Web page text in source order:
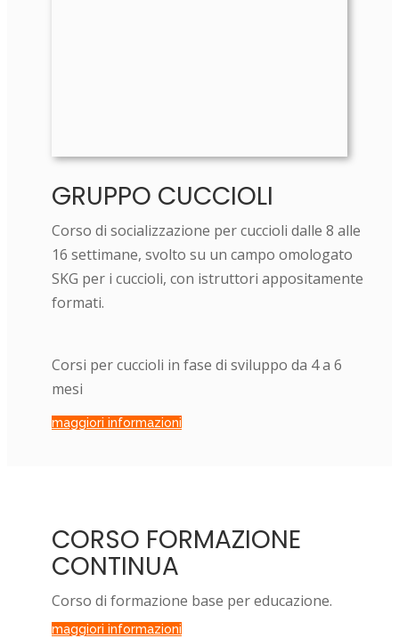
GRUPPO CUCCIOLI
Corso di socializzazione per cuccioli dalle 8 alle
16 settimane, svolto su un campo omologato
SKG per i cuccioli, con istruttori appositamente
formati.
Corsi per cuccioli in fase di sviluppo da 4 a 6
mesi
maggiori informazioni
CORSO FORMAZIONE
CONTINUA
Corso di formazione base per educazione.
maggiori informazioni